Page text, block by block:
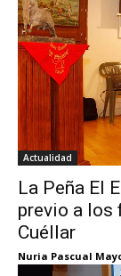
Actualidad
La Peña El
previo a los
Cuéllar
Nuria Pascual